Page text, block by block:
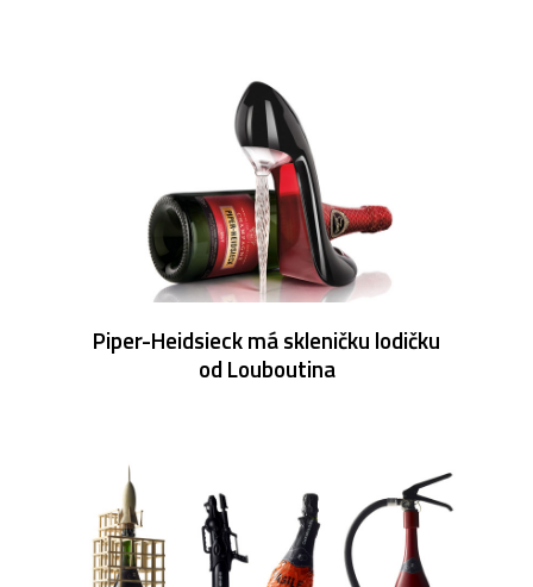
Piper-Heidsieck má skleničku lodičku
od Louboutina